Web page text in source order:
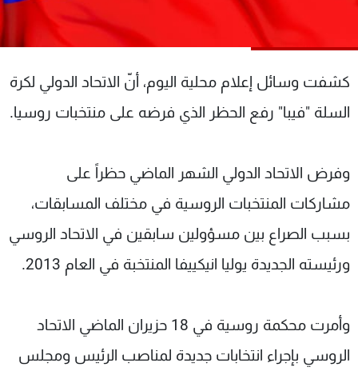
كشفت وسائل إعلام محلية اليوم، أنّ الاتحاد الدولي لكرة
السلة "فيبا" رفع الحظر الذي فرضه على منتخبات روسيا.
وفرض الاتحاد الدولي الشهر الماضي حظراً على
مشاركات المنتخبات الروسية في مختلف المسابقات،
بسبب الصراع بين مسؤولين سابقين في الاتحاد الروسي
ورئيسته الجديدة يوليا انيكييفا المنتخبة في العام 2013.
وأمرت محكمة روسية في 18 حزيران الماضي الاتحاد
الروسي بإجراء انتخابات جديدة لمناصب الرئيس ومجلس
الترددات
عن MTV
وظائف
تواصل معنا